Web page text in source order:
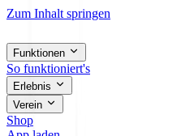
Zum Inhalt springen
Funktionen
So funktioniert's
Erlebnis
Verein
Shop